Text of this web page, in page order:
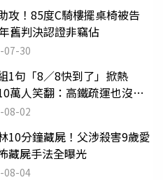
攻！85度C騎樓擺桌椅被告
舊判決認證非竊佔
07-30
1句「8／8快到了」掀熱
人笑翻：高鐵疏運也沒列
08-02
10分鐘藏屍！父涉殺害9歲愛
屍手法全曝光
08-04